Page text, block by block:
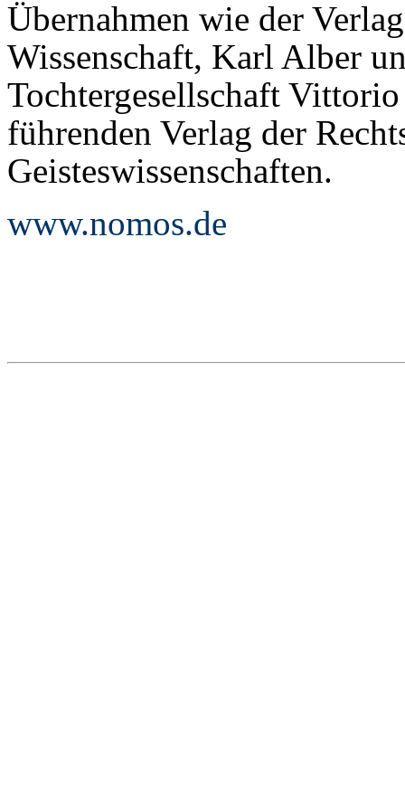
Übernahmen wie der
Wissenschaft, Karl Alber
Tochtergesellschaft
führenden Verlag der
Geisteswissenschaften.
www.nomos.de